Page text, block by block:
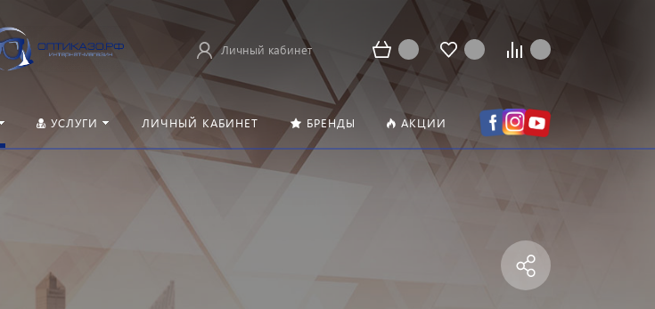
Личный кабинет
УСЛУГИ ЛИЧНЫЙ КАБИНЕТ БРЕНДЫ АКЦИИ